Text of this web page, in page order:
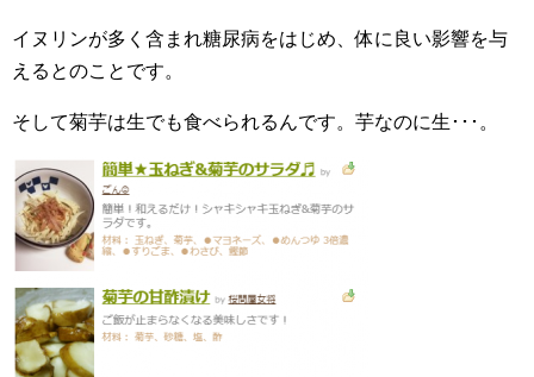
イヌリンが多く含まれ糖尿病をはじめ、体に良い影響を与
えるとのことです。
そして菊芋は生でも食べられるんです。芋なのに生･･･。